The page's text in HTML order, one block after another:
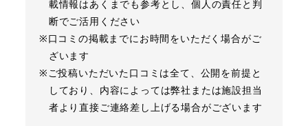
載情報はあくまでも参考とし、個人の責任と判
断でご活用ください
※口コミの掲載までにお時間をいただく場合がご
ざいます
※ご投稿いただいた口コミは全て、公開を前提と
しており、内容によっては弊社または施設担当
者より直接ご連絡差し上げる場合がございます